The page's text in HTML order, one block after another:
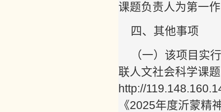
课题负责人为第一
四、其他事项
（一）该项目实
联人文社会科学课
http://
《2025年度沂蒙精